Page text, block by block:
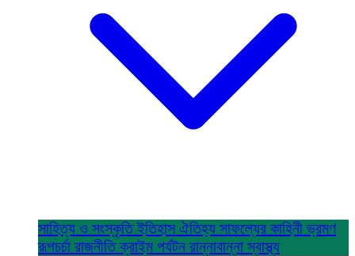
সাহিত্য ও সংস্কৃতিইতিহাস ঐতিহ্য সাফল্যের কাহিনীভ্রমণ
রূপচর্চা রাজনীতিক্রাইম পর্যটন রান্নাবান্নাস্বাস্থ্য